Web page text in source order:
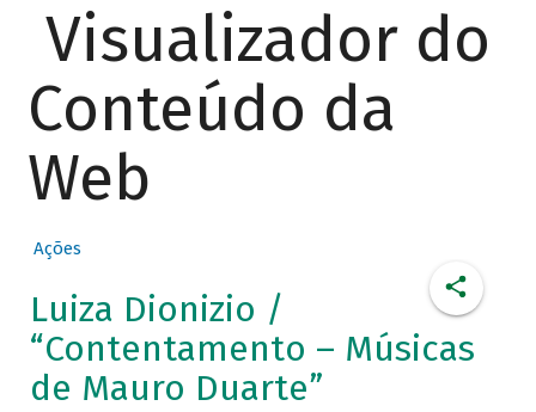
Visualizador do
Conteúdo da
Web
Ações
Luiza Dionizio /
“Contentamento – Músicas
de Mauro Duarte”